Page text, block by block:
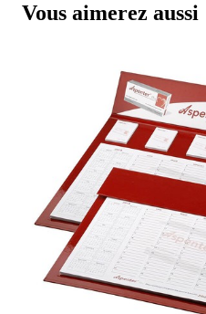
Vous aimerez aussi